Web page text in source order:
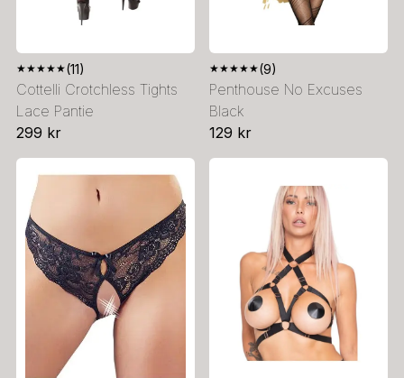
★★★★★(11)
Cottelli Crotchless Tights
Lace Pantie
299 kr
★★★★★(9)
Penthouse No Excuses
Black
129 kr